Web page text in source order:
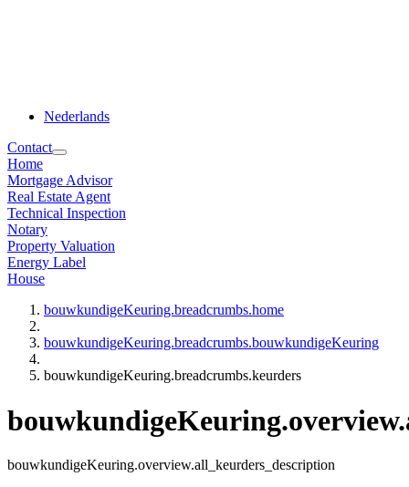
Nederlands
Contact
Home
Mortgage Advisor
Real Estate Agent
Technical Inspection
Notary
Property Valuation
Energy Label
House
bouwkundigeKeuring.breadcrumbs.home
bouwkundigeKeuring.breadcrumbs.bouwkundigeKeuring
bouwkundigeKeuring.breadcrumbs.keurders
bouwkundigeKeuring.overview.all_keurders_description